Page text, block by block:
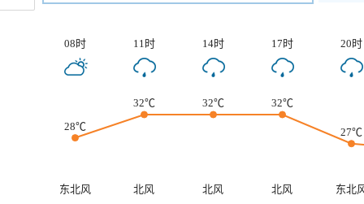
08时 11时 14时 17时 20时
28℃
32℃ 32℃ 32℃
27℃
东北风 北风 北风 北风
东北